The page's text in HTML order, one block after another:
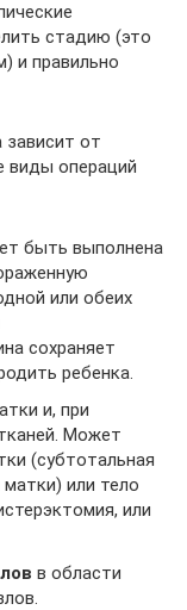
стадию (это
и правильно
зависит от
виды операций
быть выполнена
или обеих
сохраняет
ребенка.
и, при
Может
(субтотальная
или тело
или
в области